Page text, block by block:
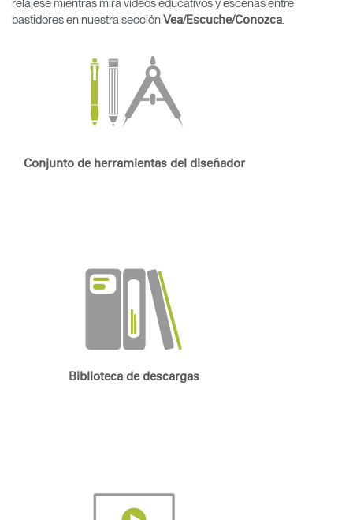
Facebook
Twitter
Linkedin
Instagram
Humanscale
Blog
Pinterest
YouTube
relájese mientras mira vídeos educativos y escenas entre
bastidores en nuestra sección Vea/Escuche/Conozca.
Conjunto de herramientas del diseñador
Biblioteca de descargas